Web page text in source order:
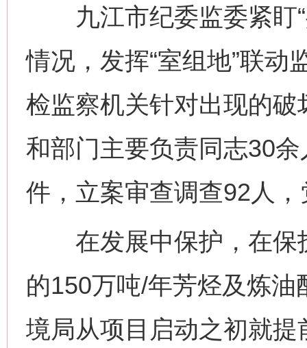
九江市纪委监委紧盯“
情况，发挥“室组地”联动
检监察机关针对出现的
和部门主要负责同志30
件，立案审查调查92人
在发展中保护，在保
的150万吨/年芳烃及炼
境局从项目启动之初就